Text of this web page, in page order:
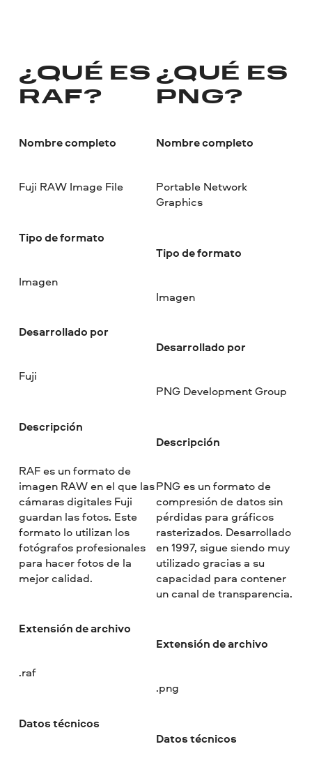
¿QUÉ ES
RAF?
Nombre completo
Fuji RAW Image File
Tipo de formato
Imagen
Desarrollado por
Fuji
Descripción
RAF es un formato de
imagen RAW en el que las
cámaras digitales Fuji
guardan las fotos. Este
formato lo utilizan los
fotógrafos profesionales
para hacer fotos de la
mejor calidad.
Extensión de archivo
.raf
Datos técnicos
¿QUÉ ES
PNG?
Nombre completo
Portable Network
Graphics
Tipo de formato
Imagen
Desarrollado por
PNG Development Group
Descripción
PNG es un formato de
compresión de datos sin
pérdidas para gráficos
rasterizados. Desarrollado
en 1997, sigue siendo muy
utilizado gracias a su
capacidad para contener
un canal de transparencia.
Extensión de archivo
.png
Datos técnicos